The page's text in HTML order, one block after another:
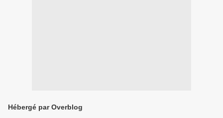
Hébergé par Overblog